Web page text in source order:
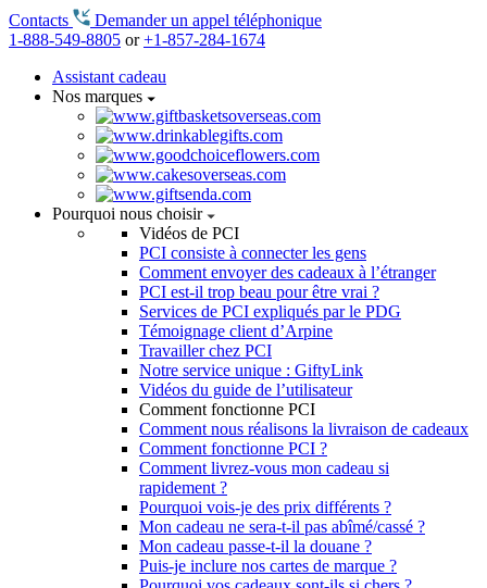
Contacts
Demander un appel téléphonique
1-888-549-8805 or+1-857-284-1674
Assistant cadeau
Nos marques
Pourquoi nous choisir
Vidéos de PCI
PCI consiste à connecter les gens
Comment envoyer des cadeaux à l’étranger
PCI est-il trop beau pour être vrai ?
Services de PCI expliqués par le PDG
Témoignage client d’Arpine
Travailler chez PCI
Notre service unique : GiftyLink
Vidéos du guide de l’utilisateur
Comment fonctionne PCI
Comment nous réalisons la livraison de cadeaux
Comment fonctionne PCI ?
Comment livrez-vous mon cadeau si
rapidement ?
Pourquoi vois-je des prix différents ?
Mon cadeau ne sera-t-il pas abîmé/cassé ?
Mon cadeau passe-t-il la douane ?
Puis-je inclure nos cartes de marque ?